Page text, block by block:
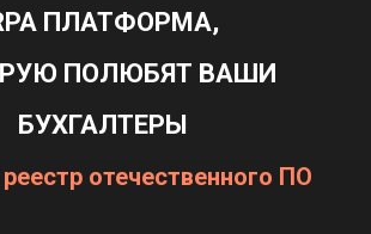
ПЛАТФОРМА,
ПОЛЮБЯТ ВАШИ
БУХГАЛТЕРЫ
отечественного ПО